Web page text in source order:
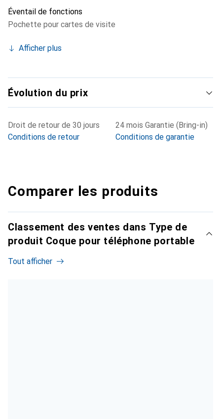
Éventail de fonctions
Pochette pour cartes de visite
Afficher plus
Évolution du prix
Droit de retour de 30 jours
Conditions de retour
24 mois Garantie (Bring-in)
Conditions de garantie
Comparer les produits
Classement des ventes dans Type de
produit Coque pour téléphone portable
Tout afficher